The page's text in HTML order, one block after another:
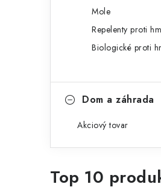
Mole
Repelenty proti
Biologické proti
Dom a záhrada
Akciový tovar
Top 10